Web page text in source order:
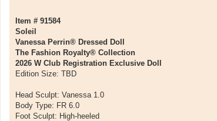
Item # 91584
Soleil
Vanessa Perrin® Dressed Doll
The Fashion Royalty® Collection
2026 W Club Registration Exclusive Doll
Edition Size: TBD
Head Sculpt: Vanessa 1.0
Body Type: FR 6.0
Foot Sculpt: High-heeled